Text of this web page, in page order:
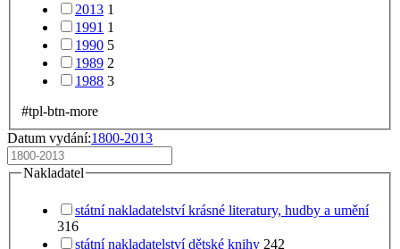
2013 1
1991 1
1990 5
1989 2
1988 3
#tpl-btn-more
Datum vydání:1800-2013
Nakladatel
státní nakladatelství krásné literatury, hudby a umění
316
státní nakladatelství dětské knihy 242